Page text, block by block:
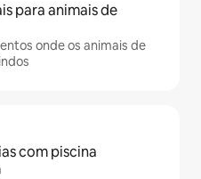
para animais de
onde os animais de
com piscina